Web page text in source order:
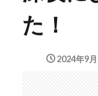
た！
2024年9